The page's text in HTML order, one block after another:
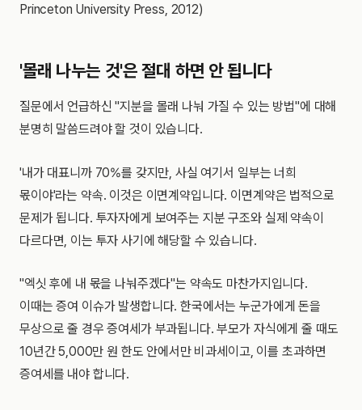
Princeton University Press, 2012)
'몰래 나누는 것'은 절대 하면 안 됩니다
질문에서 언급하신 "지분을 몰래 나눠 가질 수 있는 방법"에 대해
분명히 말씀드려야 할 것이 있습니다.
'내가 대표니까 70%를 갖지만, 사실 여기서 일부는 너희
몫이야'라는 약속. 이것은 이면계약입니다. 이면계약은 법적으로
문제가 됩니다. 투자자에게 보여주는 지분 구조와 실제 약속이
다르다면, 이는 투자 사기에 해당할 수 있습니다.
"엑싯 후에 내 몫을 나눠주겠다"는 약속도 마찬가지입니다.
이때는 증여 이슈가 발생합니다. 한국에서는 누군가에게 돈을
무상으로 줄 경우 증여세가 부과됩니다. 부모가 자식에게 줄 때도
10년간 5,000만 원 한도 안에서만 비과세이고, 이를 초과하면
증여세를 내야 합니다.